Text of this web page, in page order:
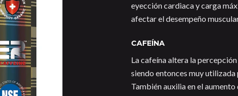
eyección cardiaca y carga
afectar el desempeño
CAFEÍNA
La cafeína altera la
siendo entonces muy
También auxilia en el